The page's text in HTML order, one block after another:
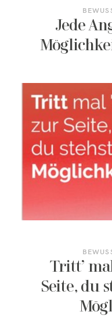
Jede
Tritt’
Seite, du